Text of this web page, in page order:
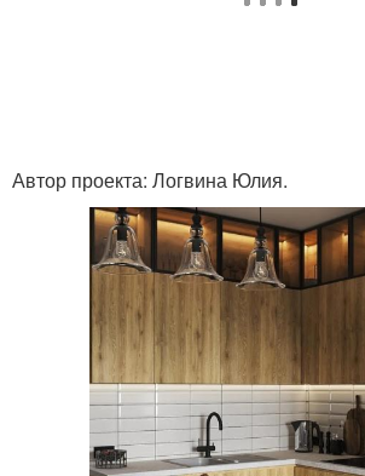
Автор проекта: Логвина Юлия.